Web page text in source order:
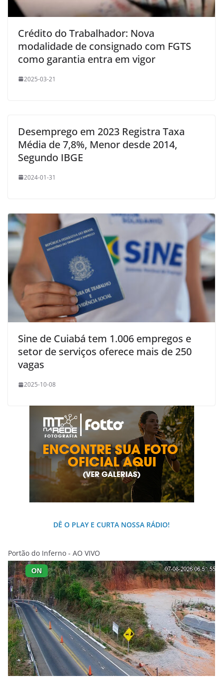
Crédito do Trabalhador: Nova
modalidade de consignado com FGTS
como garantia entra em vigor
2025-03-21
Desemprego em 2023 Registra Taxa
Média de 7,8%, Menor desde 2014,
Segundo IBGE
2024-01-31
Sine de Cuiabá tem 1.006 empregos e
setor de serviços oferece mais de 250
vagas
2025-10-08
DÊ O PLAY E CURTA NOSSA RÁDIO!
Portão do Inferno - AO VIVO